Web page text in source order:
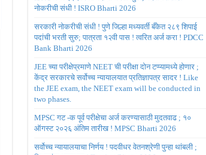
नोकरीची संधी ! ISRO Bharti 2026
सरकारी नोकरीची संधी ! पुणे जिल्हा मध्यवर्ती बँकेत २८९ शिपाई
पदांची भरती सुरु; पात्रता १२वी पास ! त्वरित अर्ज करा ! PDCC
Bank Bharti 2026
JEE च्या परीक्षेप्रमाणे NEET ची परीक्षा दोन टप्प्यामध्ये होणार ;
केंद्र सरकारचे सर्वोच्च न्यायालयात प्रतिज्ञापत्र सादर ! Like
the JEE exam, the NEET exam will be conducted in
two phases.
MPSC गट -क पूर्व परीक्षेचा अर्ज करण्यासाठी मुदतवाढ ; १०
ऑगस्ट २०२६ अंतिम तारीख ! MPSC Bharti 2026
सर्वोच्च न्यायालयाचा निर्णय ! पदवीधर वेतनश्रेणी पुन्हा थांबली ;